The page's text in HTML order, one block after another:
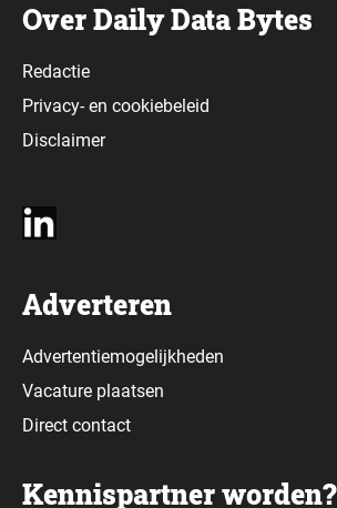
Over Daily Data Bytes
Redactie
Privacy-en cookiebeleid
Disclaimer
Adverteren
Advertentiemogelijkheden
Vacature plaatsen
Direct contact
Kennispartner worden?